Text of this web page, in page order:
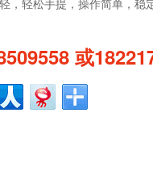
，轻松手提，操作简单，稳
或